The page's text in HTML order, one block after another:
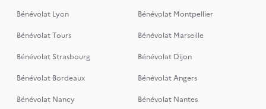
Bénévolat Lyon
Bénévolat Montpellier
Bénévolat Tours
Bénévolat Marseille
Bénévolat Strasbourg
Bénévolat Dijon
Bénévolat Bordeaux
Bénévolat Angers
Bénévolat Nancy
Bénévolat Nantes